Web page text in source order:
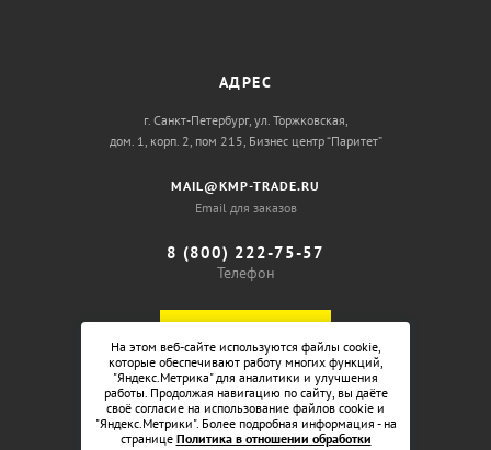
АДРЕС
г. Санкт-Петербург, ул. Торжковская,
дом. 1, корп. 2, пом 215, Бизнес центр “Паритет”
MAIL@KMP-TRADE.RU
Email для заказов
8 (800) 222-75-57
Телефон
На этом веб-сайте используются файлы cookie,
которые обеспечивают работу многих функций,
"Яндекс.Метрика" для аналитики и улучшения
работы. Продолжая навигацию по сайту, вы даёте
своё согласие на использование файлов cookie и
"Яндекс.Метрики". Более подробная информация - на
странице Политика в отношении обработки